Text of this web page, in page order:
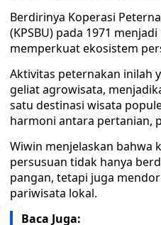
Berdirinya Koperasi
(KPSBU) pada 1971
memperkuat ekosistem
Aktivitas peternakan inilah
geliat agrowisata,
satu destinasi wisata
harmoni antara pertanian,
Wiwin menjelaskan bahwa
persusuan tidak hanya
pangan, tetapi juga
pariwisata lokal.
Baca Juga: